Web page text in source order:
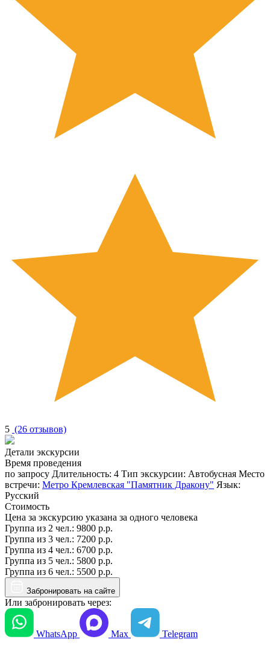
5 (26 отзывов)
Детали экскурсии
Время проведения
по запросу Длительность: 4 Тип экскурсии: Автобусная Место
встречи: Метро Кремлевская "Памятник Дракону" Язык:
Русский
Стоимость
Цена за экскурсию указана за одного человека
Группа из 2 чел.: 9800 р.р.
Группа из 3 чел.: 7200 р.р.
Группа из 4 чел.: 6700 р.р.
Группа из 5 чел.: 5800 р.р.
Группа из 6 чел.: 5500 р.р.
Забронировать на сайте
Или забронировать через:
WhatsApp Max Telegram